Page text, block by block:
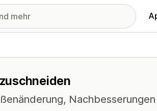
Nachbesserungen